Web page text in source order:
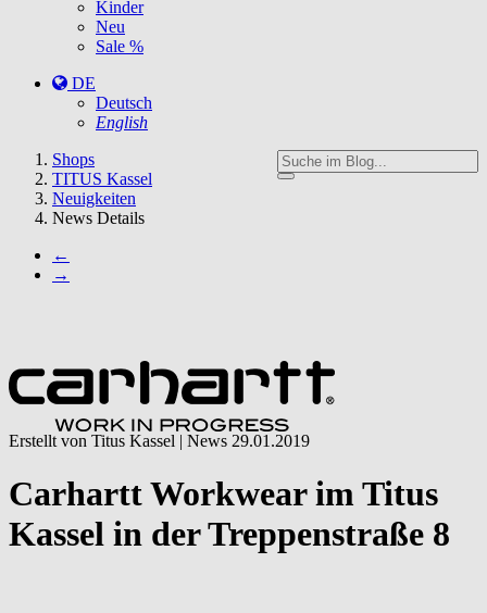
Kinder
Neu
Sale %
DE
Deutsch
English
here:
Shops
TITUS Kassel
Neuigkeiten
News Details
←
→
Erstellt von Titus Kassel | News 29.01.2019
Carhartt Workwear im Titus
Kassel in der Treppenstraße 8